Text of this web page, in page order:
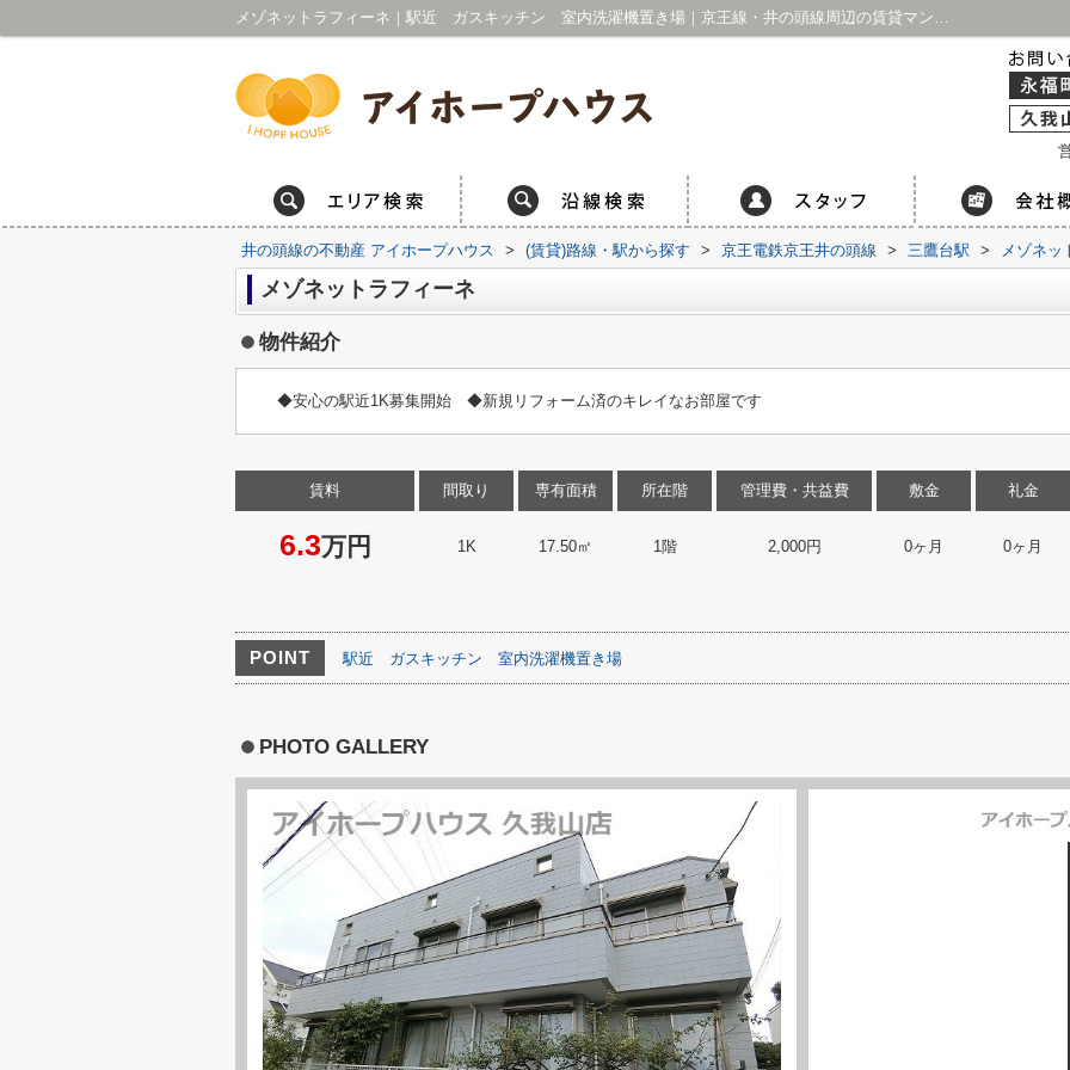
メゾネットラフィーネ｜駅近 ガスキッチン 室内洗濯機置き場｜京王線・井の頭線周辺の賃貸マンション・不動産情報はアイホープハウス 永福町店・久我山店
井の頭線の不動産 アイホープハウス > (賃貸)路線・駅から探す > 京王電鉄京王井の頭線 > 三鷹台駅 > メゾネッ
メゾネットラフィーネ
物件紹介
◆安心の駅近1K募集開始 ◆新規リフォーム済のキレイなお部屋です
賃料
6.3万円
間取り
1K
専有面積
17.50㎡
所在階
1階
管理費・共益費
2,000円
敷金
0ヶ月
礼金
0ヶ月
POINT 駅近 ガスキッチン 室内洗濯機置き場
PHOTO GALLERY